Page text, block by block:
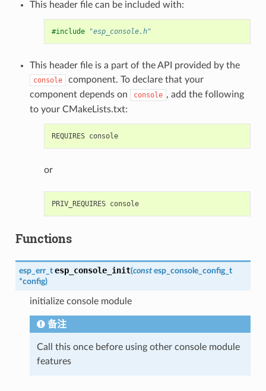
This header file can be included with:
#include "esp_console.h"
This header file is a part of the API provided by the
console
component. To declare that your
component depends on
console , add the following
to your CMakeLists.txt:
REQUIRES console
or
PRIV_REQUIRES console
Functions
esp_err_t esp_console_init(const esp_console_config_t
*config)
initialize console module
备注
Call this once before using other console module
features